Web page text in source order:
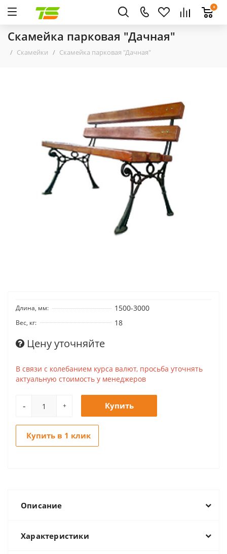
0
Скамейка парковая "Дачная"
Скамейки Скамейка парковая "Дачная"
Длина, мм: 1500-3000
Вес, кг: 18
Цену уточняйте
В связи с колебанием курса валют, просьба уточнять
актуальную стоимость у менеджеров
+
- Купить
Купить в 1 клик
Описание
Характеристики